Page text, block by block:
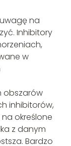
na
Inhibitory
w
obszarów
inhibitorów,
określone
z danym
Bardzo